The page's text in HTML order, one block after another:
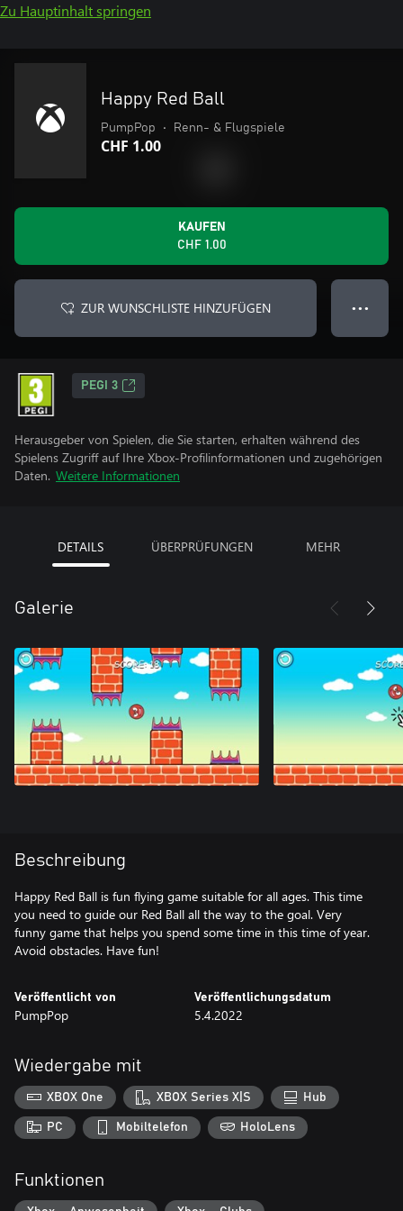
Zu Hauptinhalt springen
Happy Red Ball
PumpPop • Renn- & Flugspiele
CHF 1.00
KAUFEN
CHF 1.00
ZUR WUNSCHLISTE HINZUFÜGEN ● ● ●
PEGI 3
Herausgeber von Spielen, die Sie starten, erhalten während des
Spielens Zugriff auf Ihre Xbox-Profilinformationen und zugehörigen
Daten. Weitere Informationen
DETAILS ÜBERPRÜFUNGEN MEHR
Galerie
Beschreibung
Happy Red Ball is fun flying game suitable for all ages. This time
you need to guide our Red Ball all the way to the goal. Very
funny game that helps you spend some time in this time of year.
Avoid obstacles. Have fun!
Veröffentlicht von
PumpPop
Veröffentlichungsdatum
5.4.2022
Wiedergabe mit
XBOX One XBOX Series X|S Hub
PC Mobiltelefon HoloLens
Funktionen